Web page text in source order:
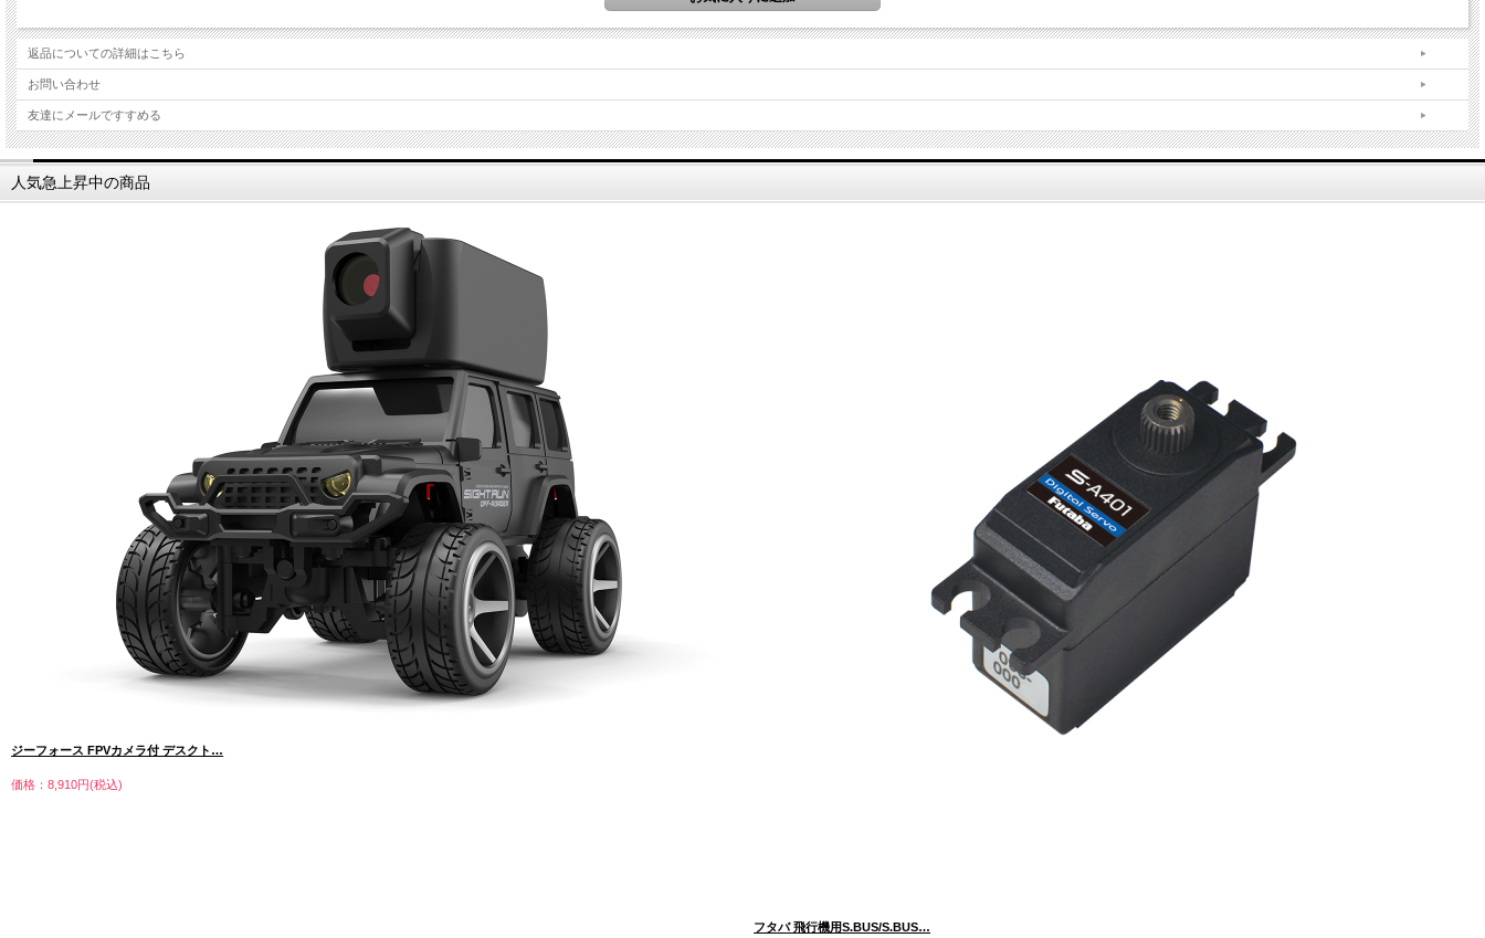
返品についての詳細はこちら
お問い合わせ
友達にメールですすめる
人気急上昇中の商品
ジーフォース FPVカメラ付 デスクト…
価格：8,910円(税込)
フタバ 飛行機用S.BUS/S.BUS…